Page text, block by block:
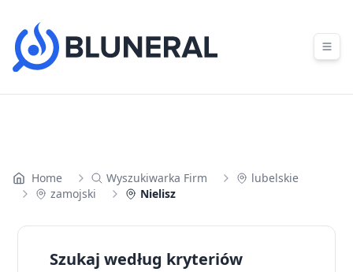
Home Wyszukiwarka Firm
lubelskie
zamojski
Nielisz
Szukaj według kryteriów